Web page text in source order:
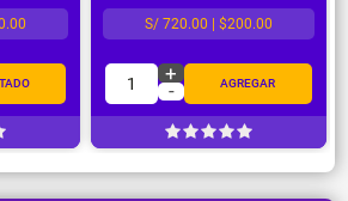
S/ 720.00 | $200.00
1 +
- AGREGAR